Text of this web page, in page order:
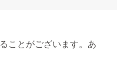
ことがございます。あ